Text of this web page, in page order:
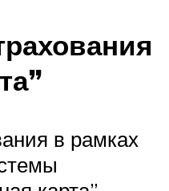
в рамках